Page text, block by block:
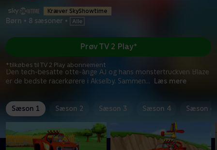
Kræver SkyShowtime
Børn • 8 sæsoner •
Den tech-besatte otte-årige AJ og hans monstertruckven Blaze
er de bedste racerkørere i Akselby. Sammen... Læs mere
Prøv TV 2 Play*
*tilkøbes til TV 2 Play abonnement
Sæson 1 Sæson 2 Sæson 3 Sæson 4 Sæson 6